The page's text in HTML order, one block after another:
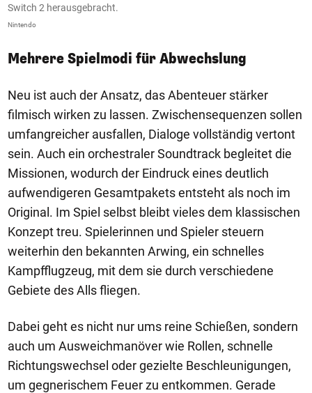
Switch 2 herausgebracht.
Nintendo
Mehrere Spielmodi für Abwechslung
Neu ist auch der Ansatz, das Abenteuer stärker
filmisch wirken zu lassen. Zwischensequenzen sollen
umfangreicher ausfallen, Dialoge vollständig vertont
sein. Auch ein orchestraler Soundtrack begleitet die
Missionen, wodurch der Eindruck eines deutlich
aufwendigeren Gesamtpakets entsteht als noch im
Original. Im Spiel selbst bleibt vieles dem klassischen
Konzept treu. Spielerinnen und Spieler steuern
weiterhin den bekannten Arwing, ein schnelles
Kampfflugzeug, mit dem sie durch verschiedene
Gebiete des Alls fliegen.
Dabei geht es nicht nur ums reine Schießen, sondern
auch um Ausweichmanöver wie Rollen, schnelle
Richtungswechsel oder gezielte Beschleunigungen,
um gegnerischem Feuer zu entkommen. Gerade